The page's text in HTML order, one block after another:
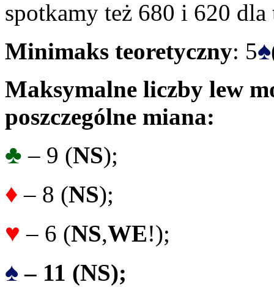
spotkamy też 680 i 620 dla
Minimaks teoretyczny: 5♠
Maksymalne liczby lew
poszczególne miana:
♣ – 9 (NS);
♦ – 8 (NS);
♥ – 6 (NS,WE!);
♠ – 11 (NS);